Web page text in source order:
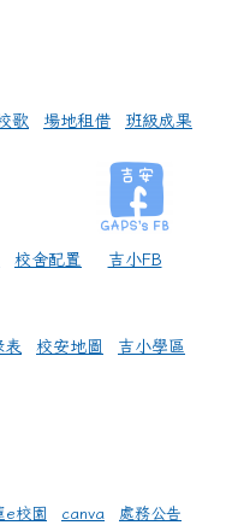
歌 場地租借 班級成果
校舍配置 吉小FB
表 校安地圖 吉小學區
e校園 canva 處務公告